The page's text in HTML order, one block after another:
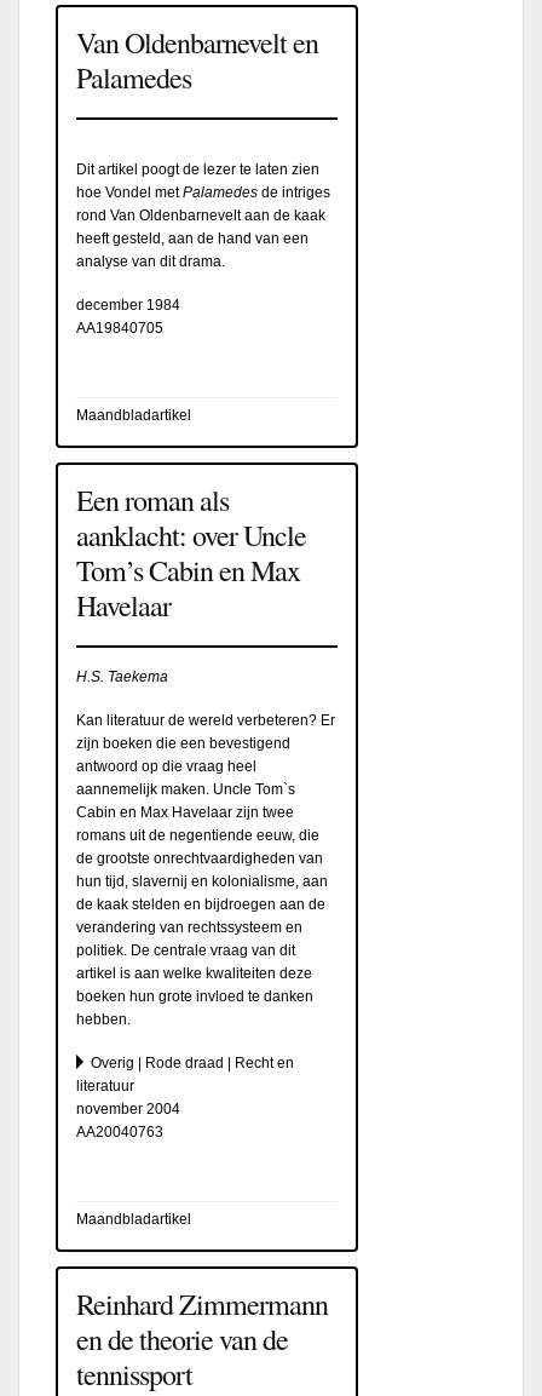
Van Oldenbarnevelt en
Palamedes
Dit artikel poogt de lezer te laten zien
hoe Vondel metPalamedes de intriges
rond Van Oldenbarnevelt aan de kaak
heeft gesteld, aan de hand van een
analyse van dit drama.
december 1984
AA19840705
Maandbladartikel
Een roman als
aanklacht: over Uncle
Tom’s Cabin en Max
Havelaar
H.S. Taekema
Kan literatuur de wereld verbeteren? Er
zijn boeken die een bevestigend
antwoord op die vraag heel
aannemelijk maken. Uncle Tom`s
Cabin en Max Havelaar zijn twee
romans uit de negentiende eeuw, die
de grootste onrechtvaardigheden van
hun tijd, slavernij en kolonialisme, aan
de kaak stelden en bijdroegen aan de
verandering van rechtssysteem en
politiek. De centrale vraag van dit
artikel is aan welke kwaliteiten deze
boeken hun grote invloed te danken
hebben.
Overig | Rode draad | Recht en
literatuur
november 2004
AA20040763
Maandbladartikel
Reinhard Zimmermann
en de theorie van de
tennissport